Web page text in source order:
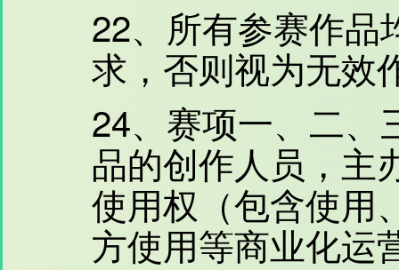
22、所有参赛作品
求，否则视为无效
24、赛项一、二、
品的创作人员，主
使用权（包含使用
方使用等商业化运